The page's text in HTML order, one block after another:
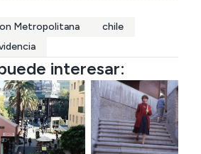
Metropolitana
chile
interesar: